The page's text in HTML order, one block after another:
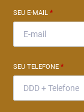
SEU E-MAIL*
SEU TELEFONE*